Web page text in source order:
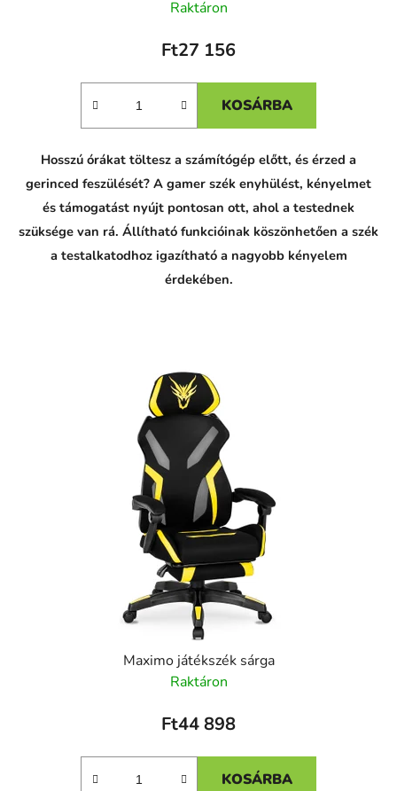
Raktáron
Ft27 156
KOSÁRBA
T
Hosszú órákat töltesz a számítógép előtt, és érzed a
gerinced feszülését? A gamer szék enyhülést, kényelmet
és támogatást nyújt pontosan ott, ahol a testednek
szüksége van rá. Állítható funkcióinak köszönhetően a szék
a testalkatodhoz igazítható a nagyobb kényelem
érdekében.
Maximo játékszék sárga
Raktáron
Ft44 898
KOSÁRBA